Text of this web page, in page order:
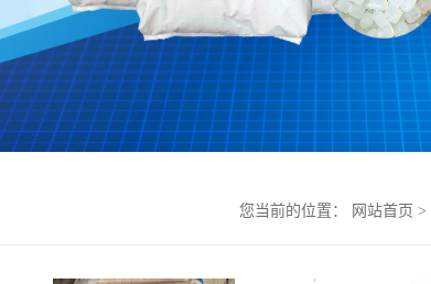
您当前的位置： 网站首页 >